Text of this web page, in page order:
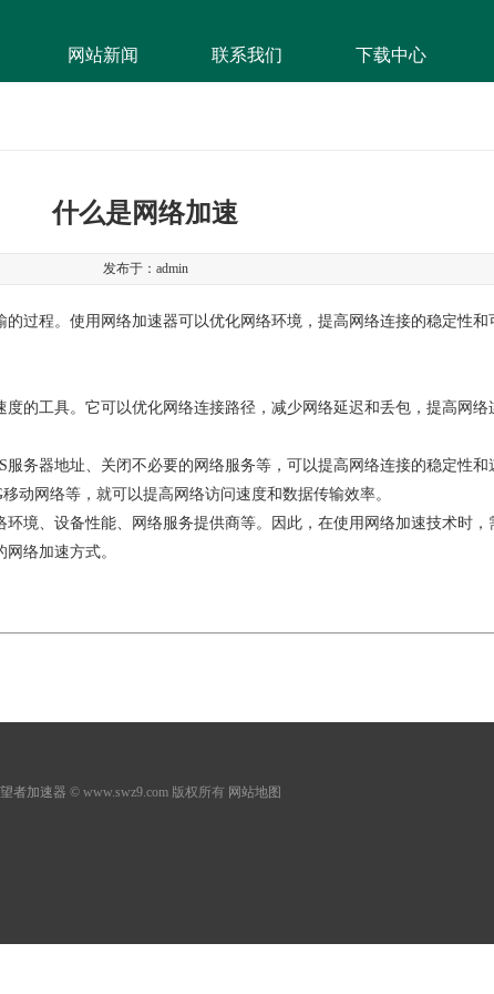
网站新闻 联系我们 下载中心
什么是网络加速
发布于：admin
过程。使用网络加速器可以优化网络环境，提高网络连接的稳定性
的工具。它可以优化网络连接路径，减少网络延迟和丢包，提高网
务器地址、关闭不必要的网络服务等，可以提高网络连接的稳定性和
动网络等，就可以提高网络访问速度和数据传输效率。
境、设备性能、网络服务提供商等。因此，在使用网络加速技术时
络加速方式。
者加速器 © www.swz9.com 版权所有 网站地图